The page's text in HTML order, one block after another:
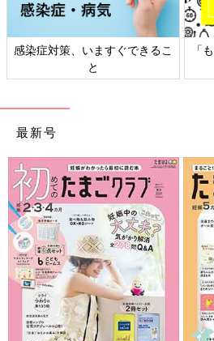
ん・
日本外来小児科学会リーフレッ
最新号